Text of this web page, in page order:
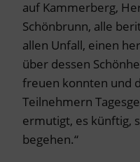
auf Kammerberg,
Schönbrunn, alle
allen Unfall, einen
über dessen
freuen konnten und
Teilnehmern
ermutigt, es künftig,
begehen.“